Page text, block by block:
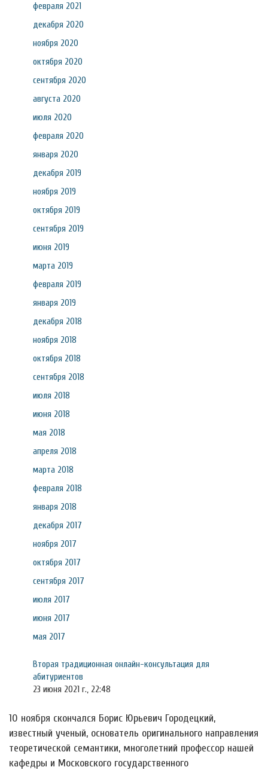
февраля 2021
декабря 2020
ноября 2020
октября 2020
сентября 2020
августа 2020
июля 2020
февраля 2020
января 2020
декабря 2019
ноября 2019
октября 2019
сентября 2019
июня 2019
марта 2019
февраля 2019
января 2019
декабря 2018
ноября 2018
октября 2018
сентября 2018
июля 2018
июня 2018
мая 2018
апреля 2018
марта 2018
февраля 2018
января 2018
декабря 2017
ноября 2017
октября 2017
сентября 2017
июля 2017
июня 2017
мая 2017
Вторая традиционная онлайн-консультация для
абитуриентов
23 июня 2021 г., 22:48
10 ноября скончался Борис Юрьевич Городецкий,
известный ученый, основатель оригинального направления
теоретической семантики, многолетний профессор нашей
кафедры и Московского государственного